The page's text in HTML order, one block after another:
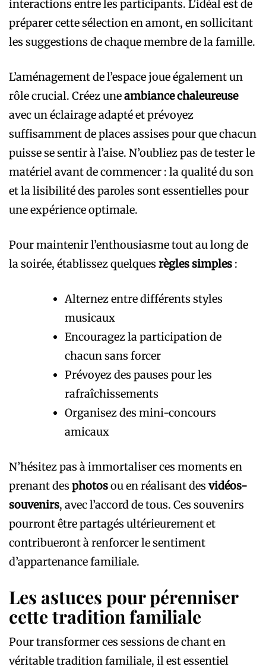
interactions entre les participants. L’idéal est de
préparer cette sélection en amont, en sollicitant
les suggestions de chaque membre de la famille.
L’aménagement de l’espace joue également un
rôle crucial. Créez uneambiance chaleureuse
avec un éclairage adapté et prévoyez
suffisamment de places assises pour que chacun
puisse se sentir à l’aise. N’oubliez pas de tester le
matériel avant de commencer : la qualité du son
et la lisibilité des paroles sont essentielles pour
une expérience optimale.
Pour maintenir l’enthousiasme tout au long de
la soirée, établissez quelques règles simples :
Alternez entre différents styles
musicaux
Encouragez la participation de
chacun sans forcer
Prévoyez des pauses pour les
rafraîchissements
Organisez des mini-concours
amicaux
N’hésitez pas à immortaliser ces moments en
prenant des photosou en réalisant des vidéos-
souvenirs, avec l’accord de tous. Ces souvenirs
pourront être partagés ultérieurement et
contribueront à renforcer le sentiment
d’appartenance familiale.
Les astuces pour pérenniser
cette tradition familiale
Pour transformer ces sessions de chant en
véritable tradition familiale, il est essentiel